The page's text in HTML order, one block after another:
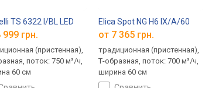
TS 6322 I/BL LED
999 грн.
(пристенная),
поток: 750 м³/ч,
60 см
Elica Spot NG H6 IX/A/60
от 7 365 грн.
традиционная (пристенная),
Т-образная, поток: 700 м³/ч,
ширина 60 см